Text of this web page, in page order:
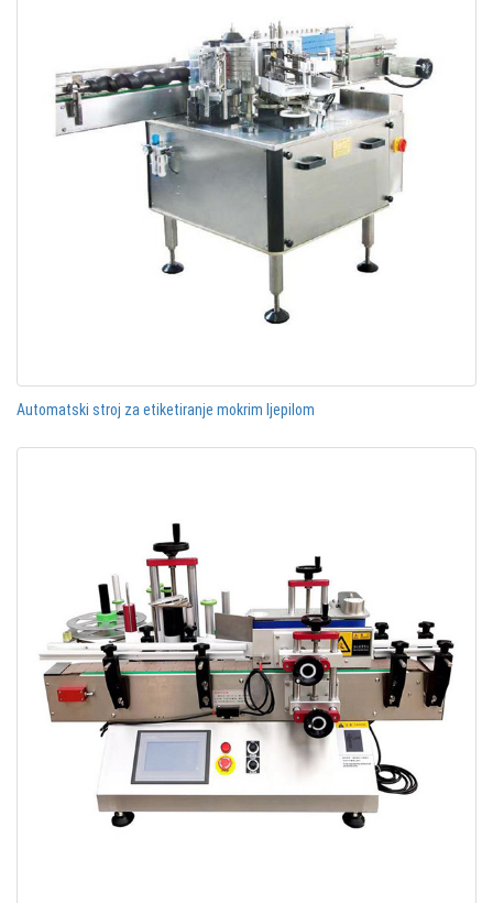
Automatski stroj za etiketiranje mokrim ljepilom